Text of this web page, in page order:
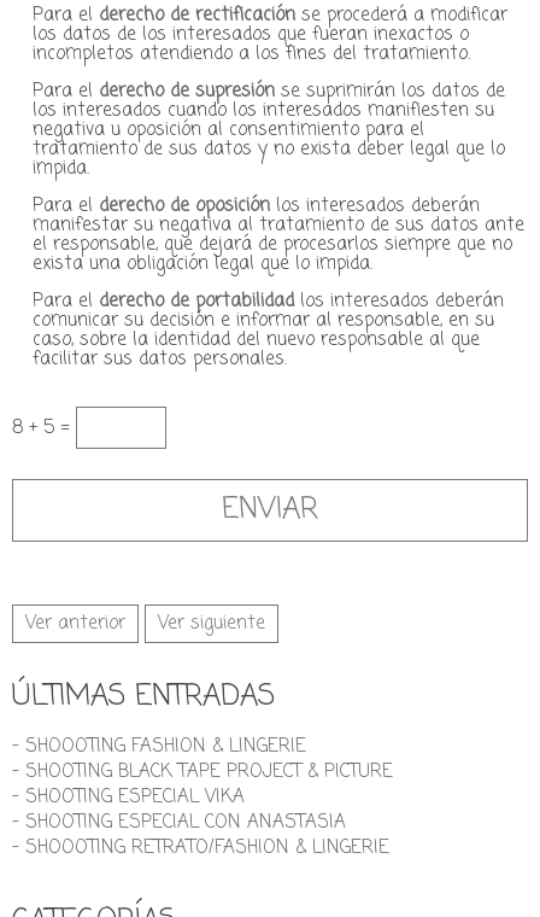
Para el derecho de rectificaciónse procederá a modificar
los datos de los interesados que fueran inexactos o
incompletos atendiendo a los fines del tratamiento.
Para el derecho de supresiónse suprimirán los datos de
los interesados cuando los interesados manifiesten su
negativa u oposición al consentimiento para el
tratamiento de sus datos y no exista deber legal que lo
impida.
Para el derecho de oposiciónlos interesados deberán
manifestar su negativa al tratamiento de sus datos ante
el responsable, que dejará de procesarlos siempre que no
exista una obligación legal que lo impida.
Para el derecho de portabilidadlos interesados deberán
comunicar su decisión e informar al responsable, en su
caso, sobre la identidad del nuevo responsable al que
facilitar sus datos personales.
8 + 5 =
Ver anterior Ver siguiente
ÚLTIMAS ENTRADAS
- SHOOOTING FASHION & LINGERIE
- SHOOTING BLACK TAPE PROJECT & PICTURE
- SHOOTING ESPECIAL VIKA
- SHOOTING ESPECIAL CON ANASTASIA
- SHOOOTING RETRATO/FASHION & LINGERIE